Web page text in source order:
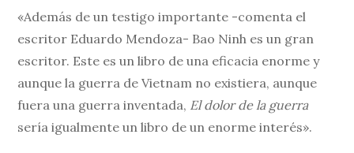
«Además de un testigo importante -comenta el
escritor Eduardo Mendoza- Bao Ninh es un gran
escritor. Este es un libro de una eficacia enorme y
aunque la guerra de Vietnam no existiera, aunque
fuera una guerra inventada, El dolor de la guerra
sería igualmente un libro de un enorme interés».